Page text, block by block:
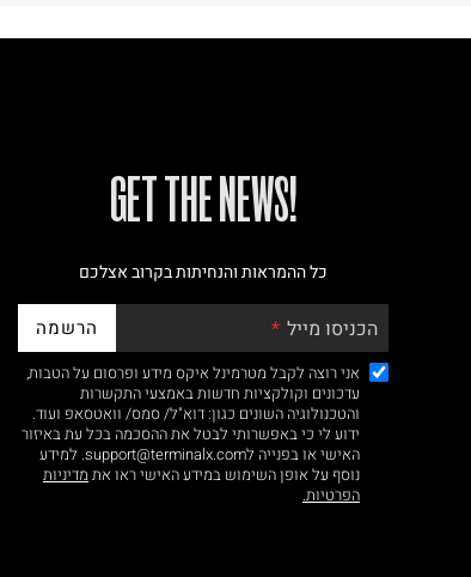
!GET THE NEWS
כל ההמראות והנחיתות בקרוב אצלכם
הכניסו מייל הרשמה
אני רוצה לקבל מטרמינל איקס מידע ופרסום על הטבות,
עדכונים וקולקציות חדשות באמצעי התקשרות
והטכנולוגיה השונים כגון: דוא"ל/ סמס/ וואטסאפ ועוד.
ידוע לי כי באפשרותי לבטל את ההסכמה בכל עת באיזור
האישי או בפנייה לsupport@terminalx.com. למידע
נוסף על אופן השימוש במידע האישי ראו את מדיניות
הפרטיות.